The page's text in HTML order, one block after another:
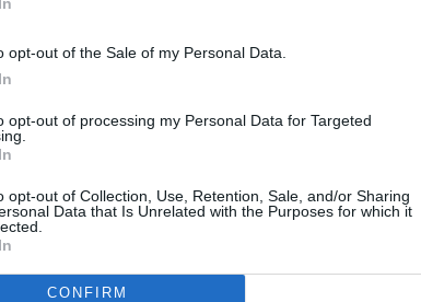
opt-out of the Sale of my Personal Data.
opt-out of processing my Personal Data for Targeted
opt-out of Collection, Use, Retention, Sale, and/or Sharing
Data that Is Unrelated with the Purposes for which it
CONFIRM
Ν. Μιχαλολιάκο είναι η απαγόρευση εξόδου από
κάθε μήνα στο αστυνομικό τμήμα του
συναναστροφής με συγκατηγορουμένους του